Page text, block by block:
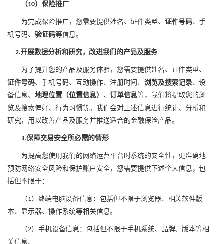
（10）保险推广
为完成保险推广，您需要提供姓名、证件类型、 证件号码、手
机号码、 验证码等信息。
2.开展数据分析和研究，改进我们的产品及服务
为了提升您的产品及服务体验，您需要提供姓名、证件类型、
证件号码、手机号码、互动操作、注册时间、 浏览及搜索记录、设
备信息、 地理位置（位置信息） 、 订单信息等，我们将提取您的浏
览及搜索偏好、行为习惯等。我们会对上述信息进行统计、分析和
研究，用以改善产品及服务并推送适合的金融保险产品。
3.保障交易安全所必需的情形
为提高您使用我们的网络运营平台时系统的安全性，更准确地
预防网络安全风险和保护账户安全，您需要提供下述个人信息，包
括但不限于：
（1）终端电脑设备信息：包括但不限于浏览器、相关软件版
本、显示器、操作系统等相关信息。
（2）手机设备信息：包括但不限于手机系统、品牌、版本等相
关信息。